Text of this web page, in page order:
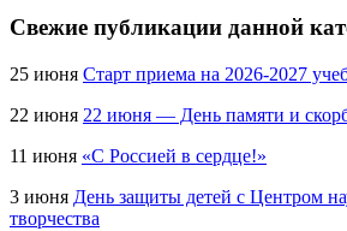
Свежие публикации данной
25 июня Старт приема на 2026-2027
22 июня 22 июня — День памяти и
11 июня «С Россией в сердце!»
3 июня День защиты детей с Центром
творчества